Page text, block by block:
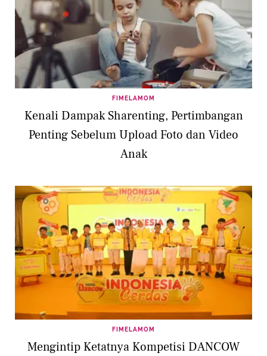
FIMELAMOM
Kenali Dampak Sharenting, Pertimbangan
Penting Sebelum Upload Foto dan Video
Anak
FIMELAMOM
Mengintip Ketatnya Kompetisi DANCOW